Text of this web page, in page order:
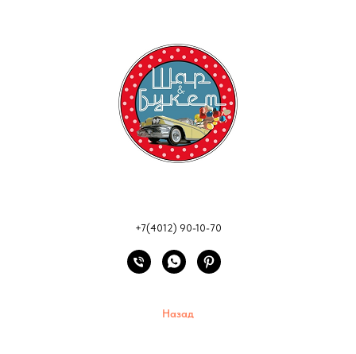
+7(4012) 90-10-70
Назад